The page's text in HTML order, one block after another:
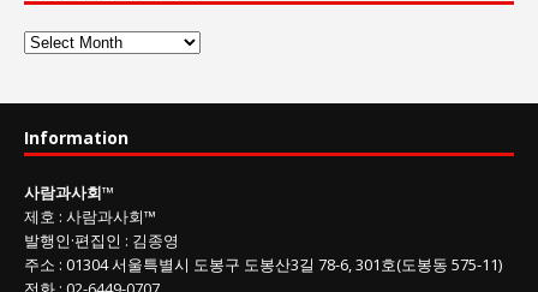
사
회
목
록
Information
사람과사회™
제호 : 사람과사회™
발행인·편집인 : 김종영
주소 : 01304서울특별시 도봉구 도봉산3길 78-6, 301호(도봉동 575-11)